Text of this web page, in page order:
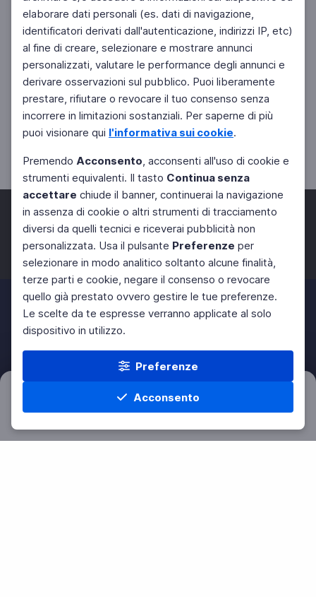
elaborare dati personali (es. dati di navigazione,
identificatori derivati dall'autenticazione, indirizzi IP, etc)
al fine di creare, selezionare e mostrare annunci
personalizzati, valutare le performance degli annunci e
derivare osservazioni sul pubblico. Puoi liberamente
prestare, rifiutare o revocare il tuo consenso senza
incorrere in limitazioni sostanziali. Per saperne di più
puoi visionare qui l'informativa sui cookie.
Premendo Acconsento, acconsenti all'uso di cookie e
strumenti equivalenti. Il tasto Continua senza
accettare chiude il banner, continuerai la navigazione
in assenza di cookie o altri strumenti di tracciamento
diversi da quelli tecnici e riceverai pubblicità non
personalizzata. Usa il pulsante Preferenze per
selezionare in modo analitico soltanto alcune finalità,
terze parti e cookie, negare il consenso o revocare
quello già prestato ovvero gestire le tue preferenze.
Le scelte da te espresse verranno applicate al solo
dispositivo in utilizzo.
Preferenze
Acconsento
Home Materie Cerca Menu
Facebook Twitter Instagram